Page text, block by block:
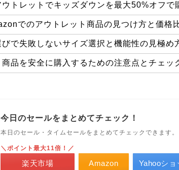
トレットでキッズダウンを最大50%オフで
でのアウトレット商品の見つけ方と価格
で失敗しないサイズ選択と機能性の見極め
品を安全に購入するための注意点とチェッ
今日のセールをまとめてチェック！
本日のセール・タイムセールをまとめてチェックできます。
Amazon
＼ポイント最大11倍！／
楽天市場 Yahooショ